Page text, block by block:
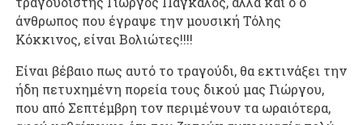
άνθρωπος που έγραψε την μουσική Τόλης
Κόκκινος, είναι Βολιώτες!!!!
Είναι βέβαιο πως αυτό το τραγούδι, θα εκτινάξει την
ήδη πετυχημένη πορεία τους δικού μας Γιώργου,
που από Σεπτέμβρη τον περιμένουν τα ωραιότερα,